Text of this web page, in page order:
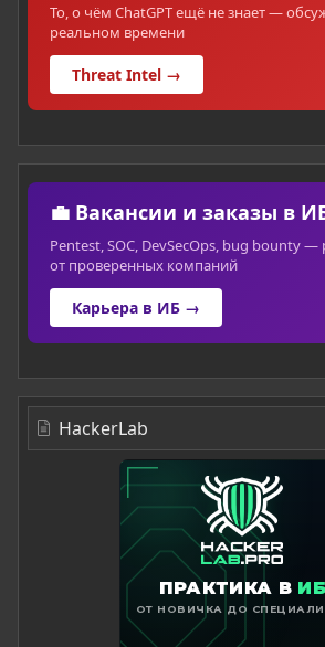
То, о чём ChatGPT ещё не знает —
реальном времени
Threat Intel →
💼 Вакансии и заказы в
Pentest, SOC, DevSecOps, bug bounty —
от проверенных компаний
Карьера в ИБ →
HackerLab